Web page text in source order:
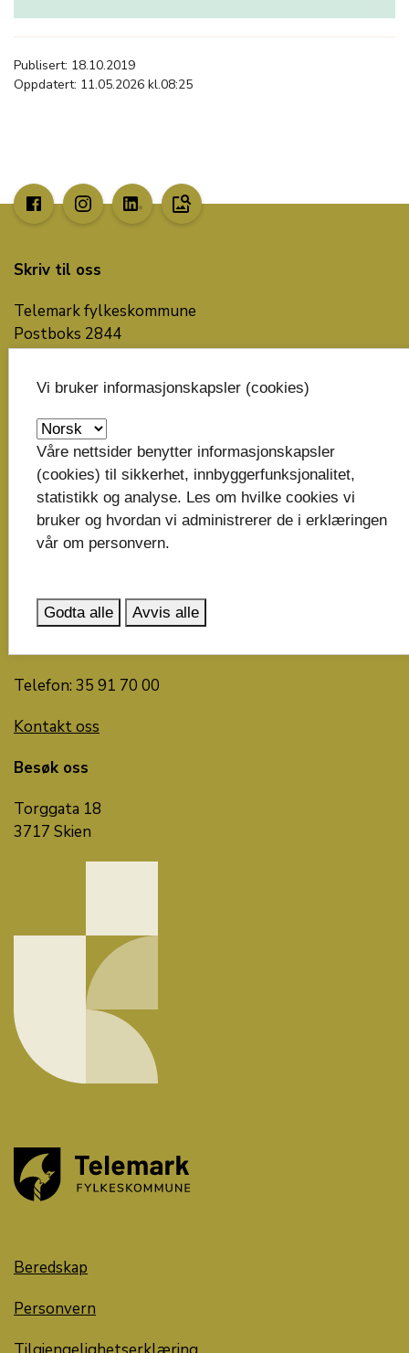
Publisert: 18.10.2019
Oppdatert: 11.05.2026 kl.08:25
image_search
Skriv til oss
Telemark fylkeskommune
Postboks 2844
post@telemarkfylke.no
Organisasjonsnummer: 929 882 989
Bankkonto: 6135.05.00137
Faktura til fylkeskommunen
15. mai til 14. september: 08:00-15:00
Telefon: 35 91 70 00
Kontakt oss
Besøk oss
Torggata 18
3717 Skien
Beredskap
Personvern
Vi bruker informasjonskapsler (cookies)
Våre nettsider benytter informasjonskapsler
(cookies) til sikkerhet, innbyggerfunksjonalitet,
statistikk og analyse. Les om hvilke cookies vi
bruker og hvordan vi administrerer de i erklæringen
vår om personvern.
Godta alle Avvis alle